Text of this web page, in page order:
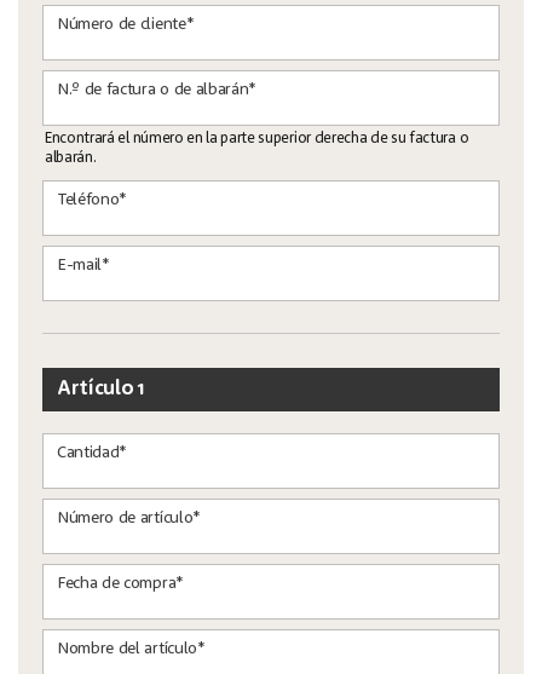
Número de cliente*
N.º de factura o de albarán*
Encontrará el número en la parte superior derecha de su factura o
albarán.
Teléfono*
E-mail*
Artículo 1
Cantidad*
Número de artículo*
Fecha de compra*
Nombre del artículo*